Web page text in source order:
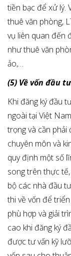
tiền bạc để xử lý.
thuê văn phòng,
vụ liên quan đến
như thuê văn
ảo,…
(5) Về vốn đầu
Khi đăng ký đầu
ngoài tại Việt
trọng và cần phải
chuyên môn và
quy định một số
song trên thực
bộ các nhà đầu
thi về vốn để
phù hợp và giải
cao khi đăng ký
được tư vấn kỹ